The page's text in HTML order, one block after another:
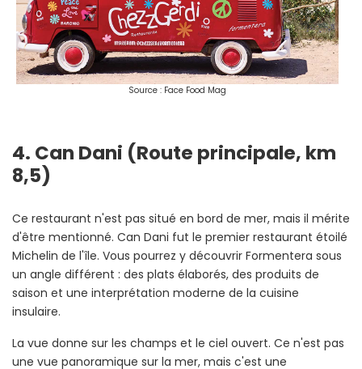
Source : Face Food Mag
4. Can Dani (Route principale, km
8,5)
Ce restaurant n'est pas situé en bord de mer, mais il mérite
d'être mentionné. Can Dani fut le premier restaurant étoilé
Michelin de l'île. Vous pourrez y découvrir Formentera sous
un angle différent : des plats élaborés, des produits de
saison et une interprétation moderne de la cuisine
insulaire.
La vue donne sur les champs et le ciel ouvert. Ce n'est pas
une vue panoramique sur la mer, mais c'est une